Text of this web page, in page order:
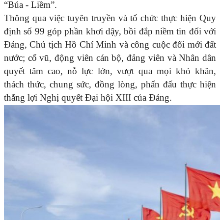
“Búa - Liềm”.
Thông qua việc tuyên truyền và tổ chức thực hiện Quy
định số 99 góp phần khơi dậy, bồi đắp niềm tin đối với
Đảng, Chủ tịch Hồ Chí Minh và công cuộc đổi mới đất
nước; cổ vũ, động viên cán bộ, đảng viên và Nhân dân
quyết tâm cao, nỗ lực lớn, vượt qua mọi khó khăn,
thách thức, chung sức, đồng lòng, phấn đấu thực hiện
thắng lợi Nghị quyết Đại hội XIII của Đảng.